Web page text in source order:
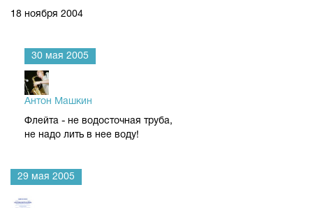
18 ноября 2004
30 мая 2005
Антон Машкин
Флейта - не водосточная труба,
не надо лить в нее воду!
29 мая 2005